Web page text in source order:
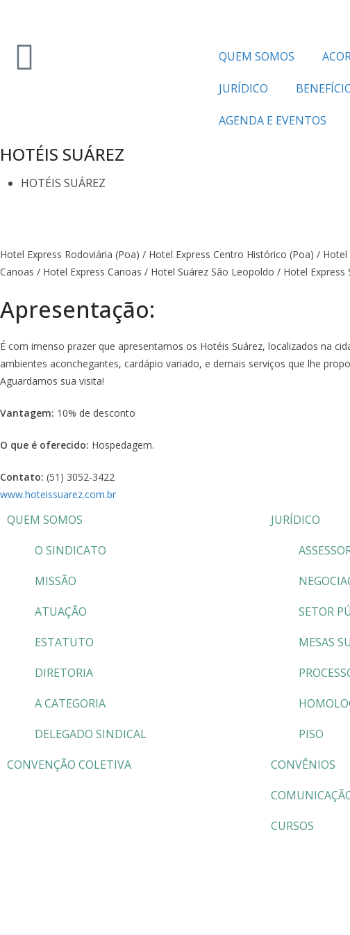
QUEM SOMOS
JURÍDICO
AGENDA E EVENTOS
HOTÉIS SUÁREZ
HOTÉIS SUÁREZ
Hotel Express Rodoviária (Poa) / Hotel Express Centro Histórico (Poa) /
Canoas / Hotel Express Canoas / Hotel Suárez São Leopoldo / Hotel
Apresentação:
É com imenso prazer que apresentamos os Hotéis Suárez, localizados na
ambientes aconchegantes, cardápio variado, e demais serviços que lhe
Aguardamos sua visita!
Vantagem: 10% de desconto
O que é oferecido: Hospedagem.
Contato: (51) 3052-3422
www.hoteissuarez.com.br
QUEM SOMOS
O SINDICATO
MISSÃO
ATUAÇÃO
ESTATUTO
DIRETORIA
A CATEGORIA
DELEGADO SINDICAL
CONVENÇÃO COLETIVA
JURÍDICO
SETOR
MESAS
PISO
CONVÊNIOS
CURSOS